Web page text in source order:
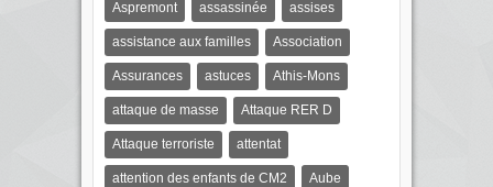
Aspremont assassinée assises
assistance aux familles Association
Assurances astuces Athis-Mons
attaque de masse Attaque RER D
Attaque terroriste attentat
attention des enfants de CM2 Aube